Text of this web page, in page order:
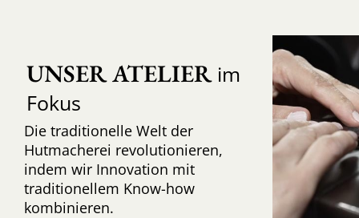
UNSER ATELIERim
Fokus
Die traditionelle Welt der
Hutmacherei revolutionieren,
indem wir Innovation mit
traditionellem Know-how
kombinieren.